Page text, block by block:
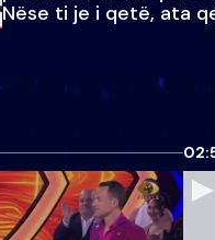
Nëse ti je i qetë, ata